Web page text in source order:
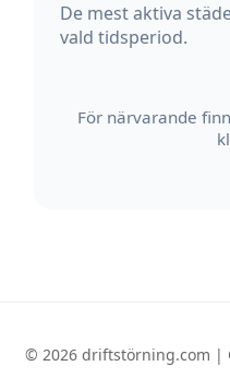
De mest aktiva
vald tidsperiod.
För närvarande
© 2026 driftstörning.com |